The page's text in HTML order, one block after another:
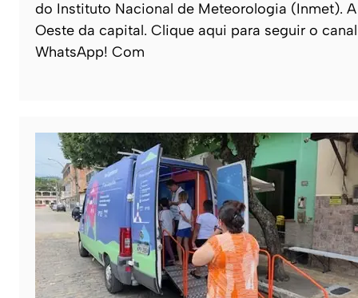
do Instituto Nacional de Meteorologia (Inmet).
Oeste da capital. Clique aqui para seguir o
WhatsApp! Com